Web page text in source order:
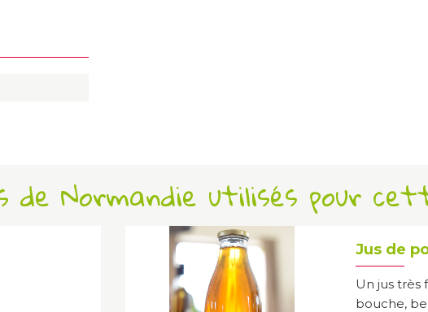
de Normandie utilisés pour
Jus de
Un jus très
bouche,